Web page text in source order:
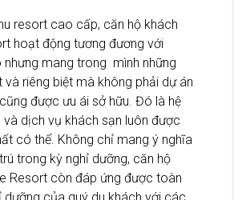
resort cao cấp, căn hộ khách
hoạt động tương đương với
nhưng mang trong mình những
và riêng biệt mà không phải dự án
được ưu ái sở hữu. Đó là hệ
dịch vụ khách sạn luôn được
có thể. Không chỉ mang ý nghĩa
trong kỳ nghỉ dưỡng, căn hộ
Resort còn đáp ứng được toàn